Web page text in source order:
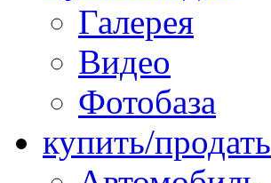
Галерея
Видео
Фотобаза
купить/продать